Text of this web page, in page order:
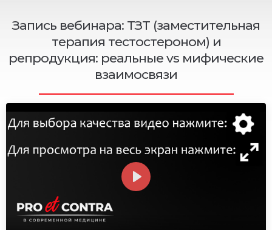
Запись вебинара: ТЗТ (заместительная
терапия тестостероном) и
репродукция: реальные vs мифические
взаимосвязи
СМОТРЕТЬ